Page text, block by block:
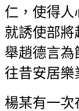
仁，使得人
就誘使部將
舉趙德言為
往昔安居樂
楊某有一次